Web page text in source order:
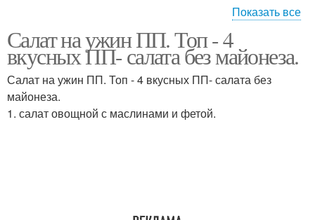
Салат с курицей
Салат с вареными
яйцами
Диетические салаты Салаты с яйцом
Показать все
Салат на ужин ПП. Топ - 4
вкусных ПП- салата без майонеза.
Салат на ужин ПП. Топ - 4 вкусных ПП- салата без
майонеза.
1. салат овощной с маслинами и фетой.